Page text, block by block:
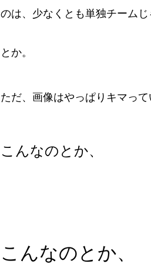
のは、少なくとも単独チーム
とか。
ただ、画像はやっぱりキマって
こんなのとか、
こんなのとか、